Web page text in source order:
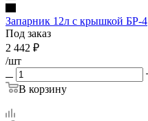
Запарник 12л с крышкой БР-4
Под заказ
2 442 ₽
/шт
В корзину